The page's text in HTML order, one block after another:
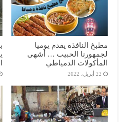
مطبخ النافذة يقدم يوميا
لجمهورنا الحبيب … أشهى
المأكولات الدمياطي
22 أبريل، 2022